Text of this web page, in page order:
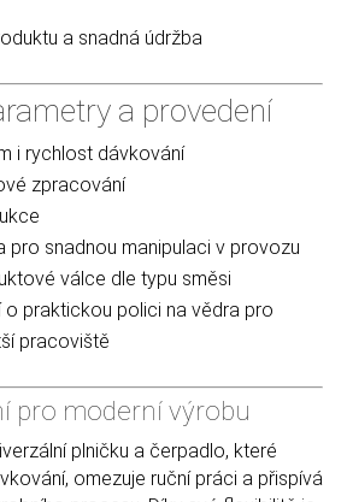
a snadná údržba
a provedení
i rychlost dávkování
zpracování
pro snadnou manipulaci v provozu
válce dle typu směsi
praktickou polici na vědra pro
pracoviště
pro moderní výrobu
plničku a čerpadlo, které
omezuje ruční práci a přispívá